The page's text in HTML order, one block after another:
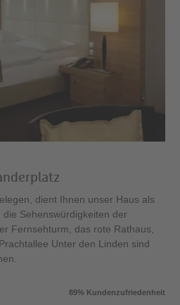
dient Ihnen unser Haus als
Sehenswürdigkeiten der
Fernsehturm, das rote Rathaus,
Unter den Linden sind
89% Kundenzufriedenheit